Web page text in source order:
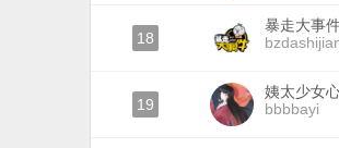
18
暴走大事
19
姨太少女
bbbbayi